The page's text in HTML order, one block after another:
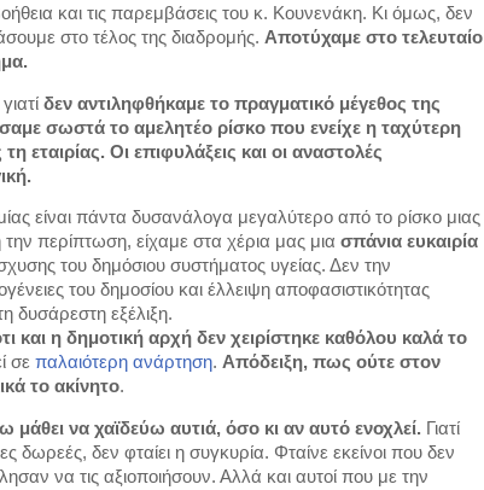
και τις παρεμβάσεις του κ. Κουνενάκη. Κι όμως, δεν
στο τέλος της διαδρομής. Αποτύχαμε στο τελευταίο
δεν αντιληφθήκαμε το πραγματικό μέγεθος της
σωστά το αμελητέο ρίσκο που ενείχε η ταχύτερη
εταιρίας. Οι επιφυλάξεις και οι αναστολές
είναι πάντα δυσανάλογα μεγαλύτερο από το ρίσκο μιας
περίπτωση, είχαμε στα χέρια μας μια
του δημόσιου συστήματος υγείας. Δεν την
του δημοσίου και έλλειψη αποφασιστικότητας
δυσάρεστη εξέλιξη.​
και η δημοτική αρχή δεν χειρίστηκε καθόλου καλά το
σε παλαιότερη ανάρτηση. Απόδειξη, πως ούτε στον
το ακίνητο.
μάθει να χαϊδεύω αυτιά, όσο κι αν αυτό ενοχλεί. Γιατί
δωρεές, δεν φταίει η συγκυρία. Φταίνε εκείνοι που δεν
να τις αξιοποιήσουν. Αλλά και αυτοί που με την